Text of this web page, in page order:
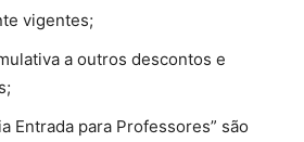
vigentes;
a outros descontos e
Entrada para Professores” são